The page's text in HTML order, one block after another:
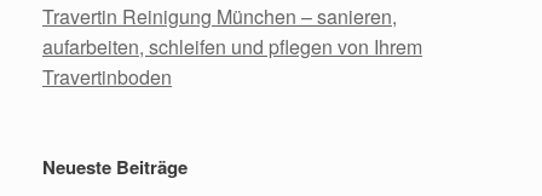
Travertin Reinigung München – sanieren,
aufarbeiten, schleifen und pflegen von Ihrem
Travertinboden
Neueste Beiträge